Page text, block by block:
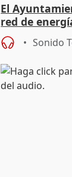
El
red de
autoconsumo
Sonido